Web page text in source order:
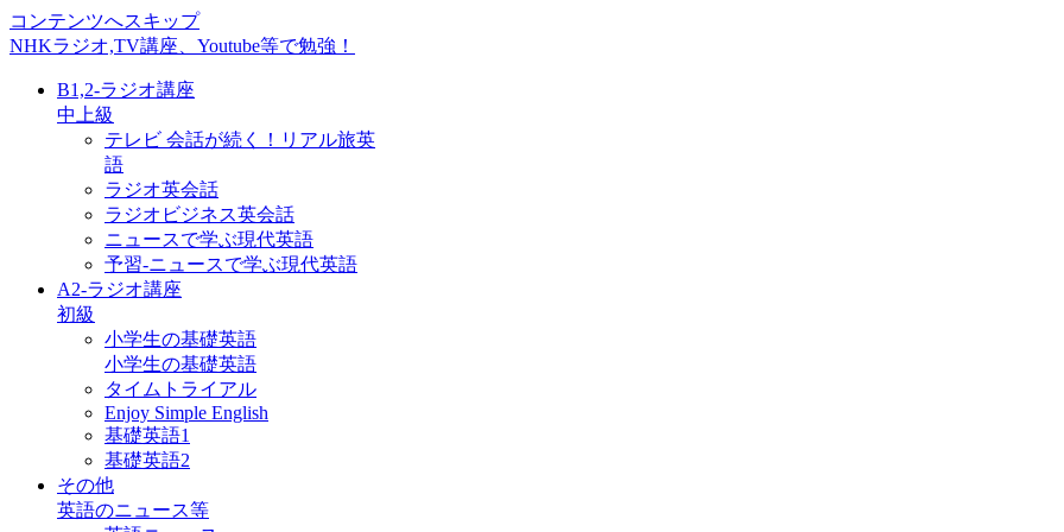
コンテンツへスキップ
NHKラジオ,TV講座、Youtube等で勉強！
B1,2-ラジオ講座
中上級
テレビ 会話が続く！リアル旅英
語
ラジオ英会話
ラジオビジネス英会話
ニュースで学ぶ現代英語
予習-ニュースで学ぶ現代英語
A2-ラジオ講座
初級
小学生の基礎英語
小学生の基礎英語
タイムトライアル
Enjoy Simple English
基礎英語1
基礎英語2
その他
英語のニュース等